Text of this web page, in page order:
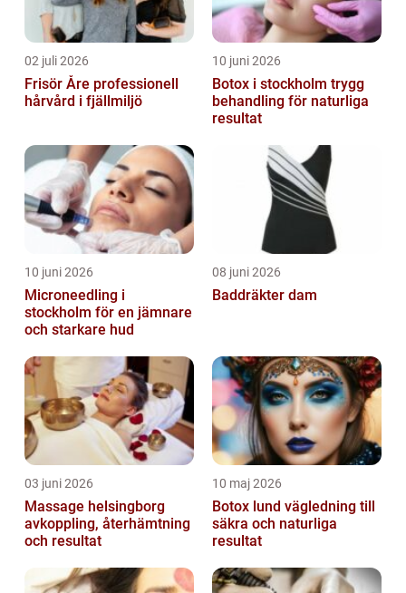
02 juli 2026
Frisör Åre professionell
hårvård i fjällmiljö
10 juni 2026
Botox i stockholm trygg
behandling för naturliga
resultat
10 juni 2026
Microneedling i
stockholm för en jämnare
och starkare hud
08 juni 2026
Baddräkter dam
03 juni 2026
Massage helsingborg
avkoppling, återhämtning
och resultat
10 maj 2026
Botox lund vägledning till
säkra och naturliga
resultat